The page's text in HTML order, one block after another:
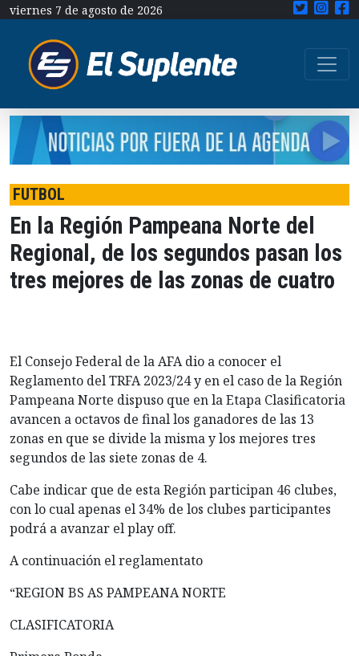
viernes 7 de agosto de 2026
FUTBOL
En la Región Pampeana Norte del
Regional, de los segundos pasan los
tres mejores de las zonas de cuatro
El Consejo Federal de la AFA dio a conocer el
Reglamento del TRFA 2023/24 y en el caso de la Región
Pampeana Norte dispuso que en la Etapa Clasificatoria
avancen a octavos de final los ganadores de las 13
zonas en que se divide la misma y los mejores tres
segundos de las siete zonas de 4.
Cabe indicar que de esta Región participan 46 clubes,
con lo cual apenas el 34% de los clubes participantes
podrá a avanzar el play off.
A continuación el reglamentato
“REGION BS AS PAMPEANA NORTE
CLASIFICATORIA